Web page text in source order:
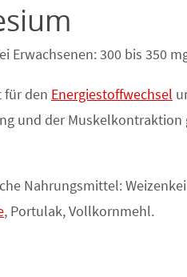
Erwachsenen: 300 bis 350
für den Energiestoffwechsel
und der
Nahrungsmittel:
, Portulak, Vollkornmehl.